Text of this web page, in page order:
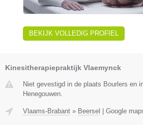
BEKIJK VOLLEDIG PROFIEL
Kinesitherapiepraktijk Vlaemynck
Niet gevestigd in de plaats Bourlers en
Henegouwen.
Vlaams-Brabant » Beersel Google